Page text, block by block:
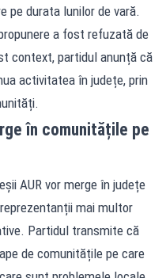
pe durata lunilor de vară.
a fost refuzată de
context, partidul anunță că
activitatea în județe, prin
în comunitățile pe
AUR vor merge în județe
mai multor
Partidul transmite că
de comunitățile pe care